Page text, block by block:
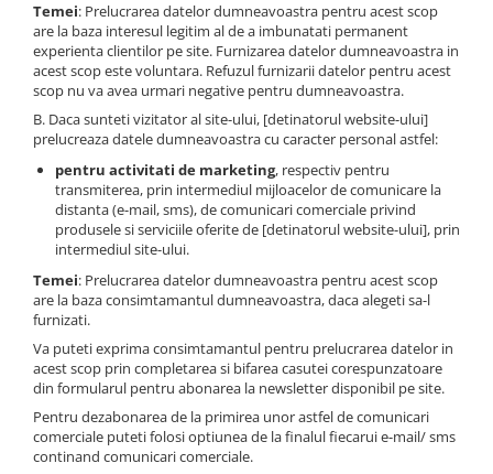
Temei: Prelucrarea datelor dumneavoastra pentru acest scop
are la baza interesul legitim al de a imbunatati permanent
experienta clientilor pe site. Furnizarea datelor dumneavoastra in
acest scop este voluntara. Refuzul furnizarii datelor pentru acest
scop nu va avea urmari negative pentru dumneavoastra.
B. Daca sunteti vizitator al site-ului, [detinatorul website-ului]
prelucreaza datele dumneavoastra cu caracter personal astfel:
pentru activitati de marketing, respectiv pentru
transmiterea, prin intermediul mijloacelor de comunicare la
distanta (e-mail, sms), de comunicari comerciale privind
produsele si serviciile oferite de [detinatorul website-ului], prin
intermediul site-ului.
Temei: Prelucrarea datelor dumneavoastra pentru acest scop
are la baza consimtamantul dumneavoastra, daca alegeti sa-l
furnizati.
Va puteti exprima consimtamantul pentru prelucrarea datelor in
acest scop prin completarea si bifarea casutei corespunzatoare
din formularul pentru abonarea la newsletter disponibil pe site.
Pentru dezabonarea de la primirea unor astfel de comunicari
comerciale puteti folosi optiunea de la finalul fiecarui e-mail/ sms
continand comunicari comerciale.